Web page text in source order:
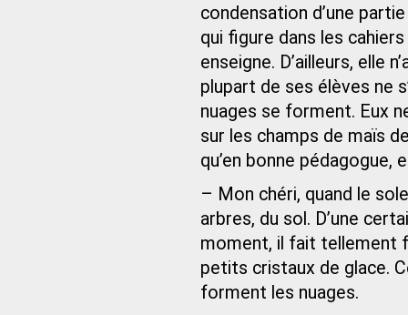
condensation d’une
qui figure dans les
enseigne. D’ailleurs, elle
plupart de ses élèves ne
nuages se forment. Eux
sur les champs de maïs
qu’en bonne
– Mon chéri, quand le
arbres, du sol. D’une
moment, il fait tellement
petits cristaux de glace.
forment les nuages.